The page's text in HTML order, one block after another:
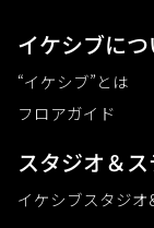
イケシブにつ
“イケシブ”とは
フロアガイド
スタジオ＆
イケシブスタジオ